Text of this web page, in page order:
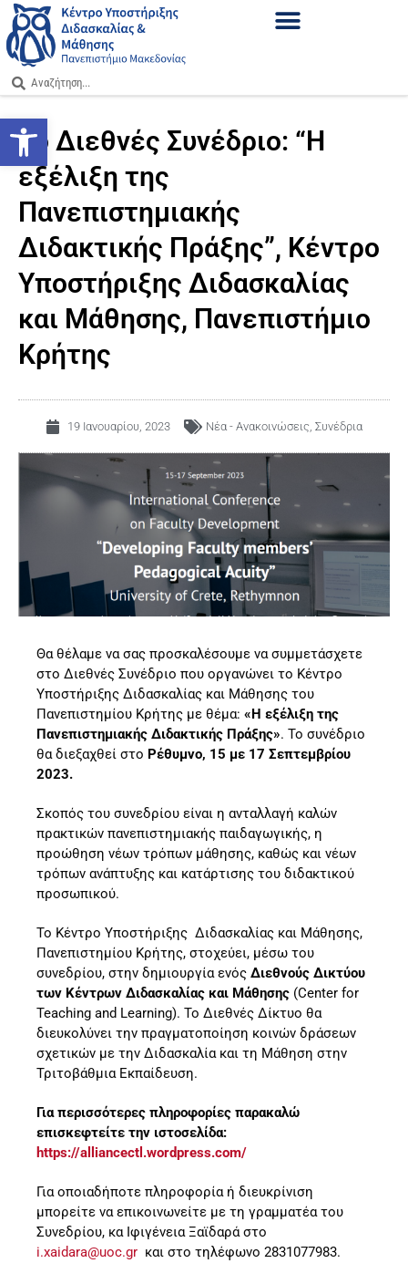
Ανοίξτε τη γραμμή εργαλείων
1ο Διεθνές Συνέδριο: “Η
εξέλιξη της
Πανεπιστημιακής
Διδακτικής Πράξης”, Κέντρο
Υποστήριξης Διδασκαλίας
και Μάθησης, Πανεπιστήμιο
Κρήτης
19 Ιανουαρίου, 2023 Νέα - Ανακοινώσεις, Συνέδρια
Θα θέλαμε να σας προσκαλέσουμε να συμμετάσχετε
στο Διεθνές Συνέδριο που οργανώνει το Κέντρο
Υποστήριξης Διδασκαλίας και Μάθησης του
Πανεπιστημίου Κρήτης με θέμα: «Η εξέλιξη της
Πανεπιστημιακής Διδακτικής Πράξης». Το συνέδριο
θα διεξαχθεί στο Ρέθυμνο, 15 με 17 Σεπτεμβρίου
2023.
Σκοπός του συνεδρίου είναι η ανταλλαγή καλών
πρακτικών πανεπιστημιακής παιδαγωγικής, η
προώθηση νέων τρόπων μάθησης, καθώς και νέων
τρόπων ανάπτυξης και κατάρτισης του διδακτικού
προσωπικού.
Το Κέντρο Υποστήριξης Διδασκαλίας και Μάθησης,
Πανεπιστημίου Κρήτης, στοχεύει, μέσω του
συνεδρίου, στην δημιουργία ενός Διεθνούς Δικτύου
των Κέντρων Διδασκαλίας και Μάθησης (Center for
Teaching and Learning). Το Διεθνές Δίκτυο θα
διευκολύνει την πραγματοποίηση κοινών δράσεων
σχετικών με την Διδασκαλία και τη Μάθηση στην
Τριτοβάθμια Εκπαίδευση.
Για περισσότερες πληροφορίες παρακαλώ
επισκεφτείτε την ιστοσελίδα:
https://alliancectl .wordpress.com/
Για οποιαδήποτε πληροφορία ή διευκρίνιση
μπορείτε να επικοινωνείτε με τη γραμματέα του
Συνεδρίου, κα Ιφιγένεια Ξαϊδαρά στo
i.xaidara@uoc.gr και στο τηλέφωνο 2831077983.